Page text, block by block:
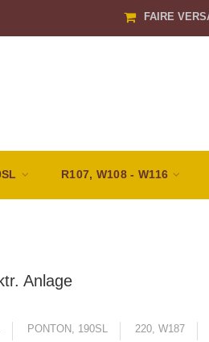
FAIRE
R107, W108 - W116
Anlage
PONTON, 190SL 220, W187